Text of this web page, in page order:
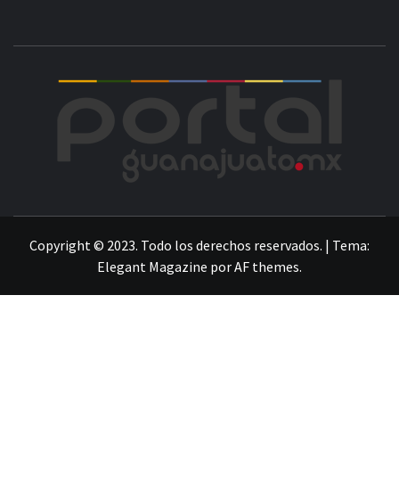
Copyright © 2023. Todo los derechos reservados. | Tema:
Elegant Magazine porAF themes.